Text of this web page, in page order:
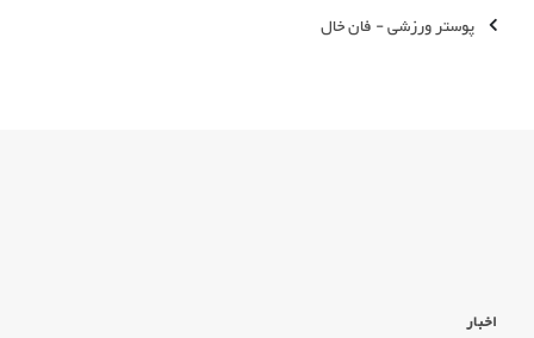
پوستر ورزشی - فان خال
اخبار